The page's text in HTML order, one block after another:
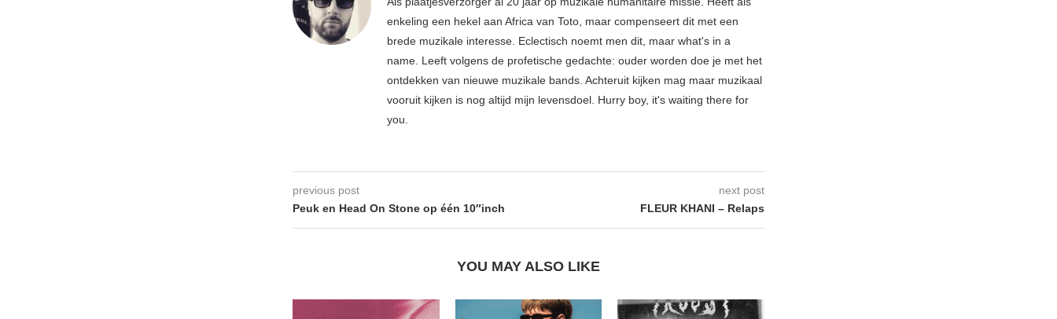
enkeling een hekel aan Africa van Toto, maar compenseert dit met een
brede muzikale interesse. Eclectisch noemt men dit, maar what's in a
name. Leeft volgens de profetische gedachte: ouder worden doe je met het
ontdekken van nieuwe muzikale bands. Achteruit kijken mag maar muzikaal
vooruit kijken is nog altijd mijn levensdoel. Hurry boy, it's waiting there for
you.
previous post
Peuk en Head On Stone op één 10″inch
next post
FLEUR KHANI – Relaps
YOU MAY ALSO LIKE